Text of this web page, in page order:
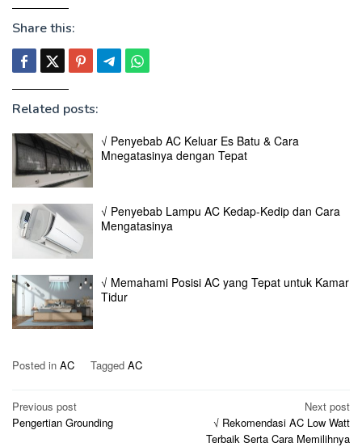
Share this:
Related posts:
√ Penyebab AC Keluar Es Batu & Cara
Mnegatasinya dengan Tepat
√ Penyebab Lampu AC Kedap-Kedip dan Cara
Mengatasinya
√ Memahami Posisi AC yang Tepat untuk Kamar
Tidur
Posted in AC Tagged AC
Post
navigation
Previous post
Pengertian Grounding
Next post
√ Rekomendasi AC Low Watt
Terbaik Serta Cara Memilihnya